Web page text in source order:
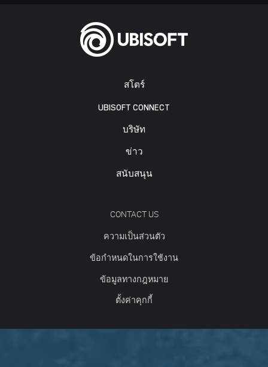
สโตร์
UBISOFT CONNECT
บริษัท
ข่าว
สนับสนุน
CONTACT US
ความเป็นส่วนตัว
ข้อกำหนดในการใช้งาน
ข้อมูลทางกฎหมาย
ตั้งค่าคุกกี้